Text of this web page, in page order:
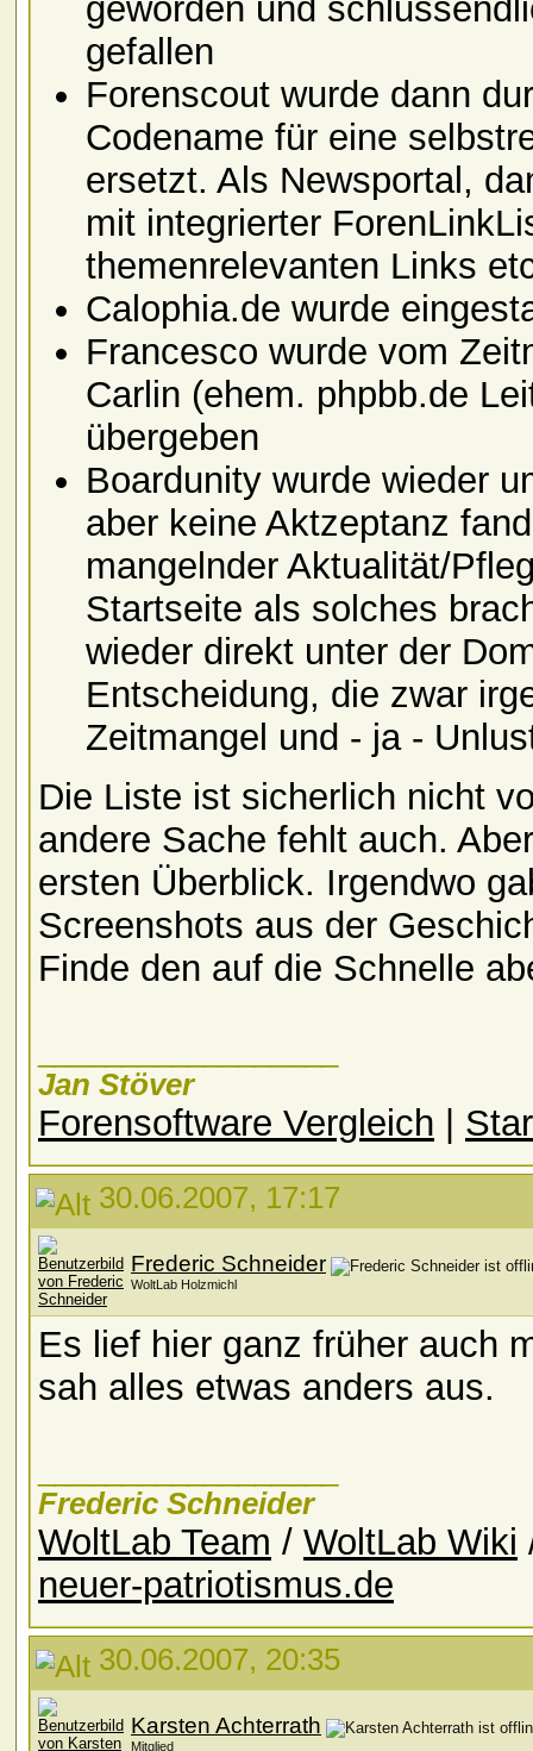
geworden und
gefallen
Forenscout wurde dann
Codename für eine
ersetzt. Als Newsportal,
mit integrierter
themenrelevanten Links
Calophia.de wurde
Francesco wurde vom
Carlin (ehem. phpbb.de
übergeben
Boardunity wurde wieder
aber keine Aktzeptanz
mangelnder Aktualität/
Startseite als solches
wieder direkt unter der
Entscheidung, die zwar
Zeitmangel und - ja -
Die Liste ist sicherlich nicht
andere Sache fehlt auch.
ersten Überblick. Irgendwo
Screenshots aus der
Finde den auf die Schnelle
Jan Stöver
Forensoftware Vergleich |
30.06.2007, 17:17
Frederic Schneider
WoltLab Holzmichl
Es lief hier ganz früher auch
sah alles etwas anders aus.
Frederic Schneider
WoltLab Team / WoltLab Wiki
neuer-patriotismus.de
30.06.2007, 20:35
Karsten Achterrath
Mitglied